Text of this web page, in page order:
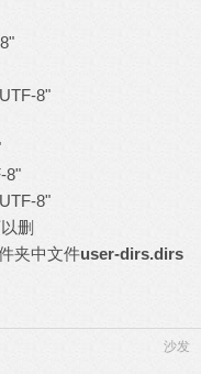
8"
8"
8"
删
夹中文件user-dirs.dirs
沙发